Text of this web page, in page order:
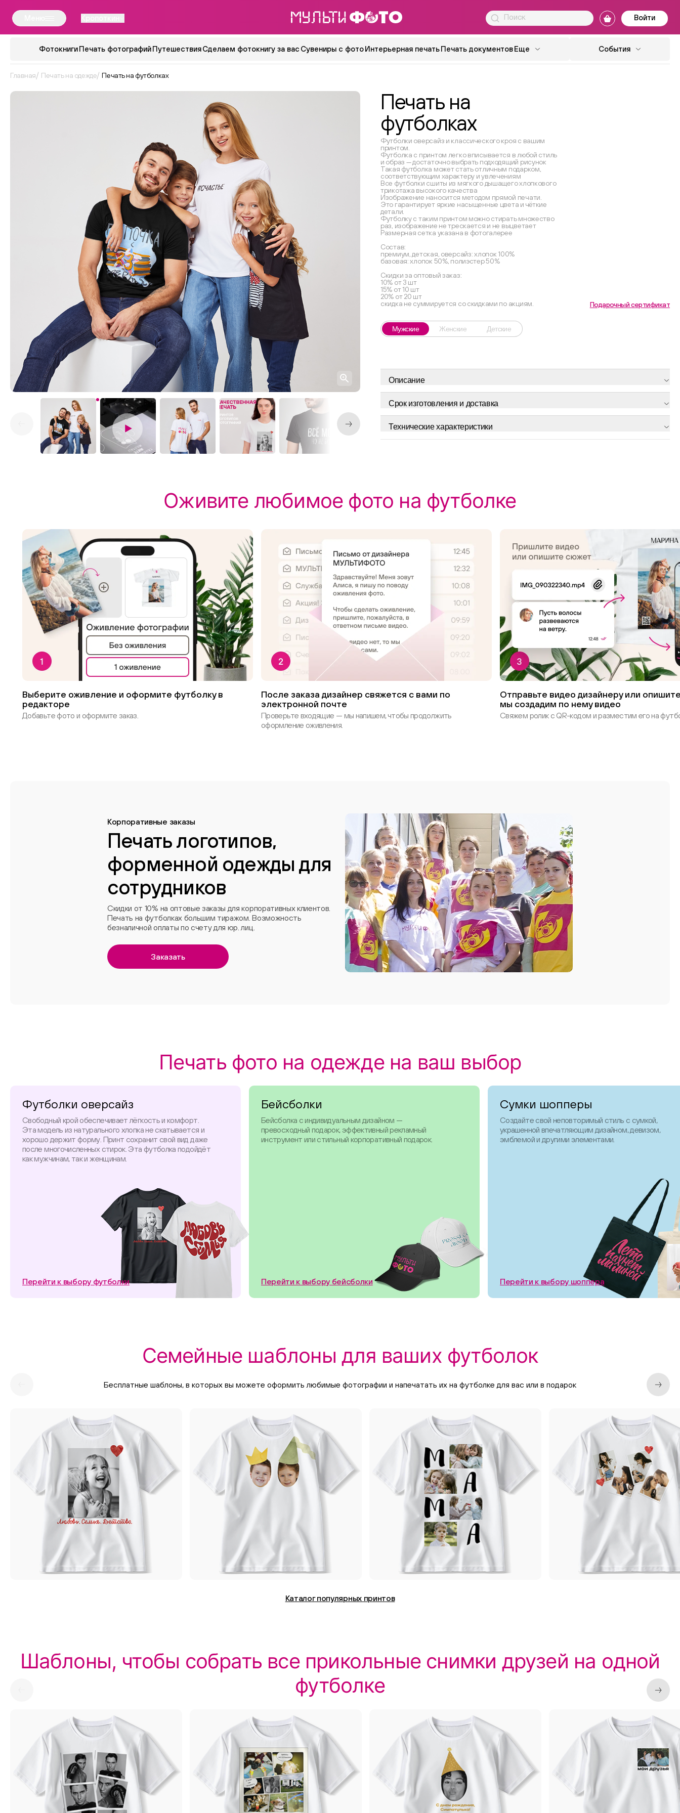
Войти
ФотокнигиПечать фотографийПутешествияСделаем фотокнигу за вас Сувениры с фотоИнтерьерная печатьПечать документовЕще События
Главная Печать на одежде Печать на футболках
Печать на
футболках
Футболки оверсайз и классического кроя с вашим
принтом.
Футболка с принтом легко вписывается в любой стиль
и образ — достаточно выбрать подходящий рисунок
Такая футболка может стать отличным подарком,
соответствующим характеру и увлечениям
Все футболки сшиты из мягкого дышащего хлопкового
трикотажа высокого качества
Изображение наносится методом прямой печати.
Это гарантирует яркие насыщенные цвета и чёткие
детали.
Футболку с таким принтом можно стирать множество
раз, изображение не трескается и не выцветает
Размерная сетка указана в фотогалерее
Состав:
премиум, детская, оверсайз: хлопок 100%
базовая: хлопок 50%, полиэстер 50%
Скидки за оптовый заказ:
10% от 3 шт
15% от 10 шт
20% от 20 шт
скидка не суммируется со скидками по акциям.
Подарочный сертификат
Мужские Женские Детские
Описание
Срок изготовления и доставка
Технические характеристики
Оживите любимое фото на футболке
Выберите оживление и оформите футболку в
редакторе
Добавьте фото и оформите заказ.
После заказа дизайнер свяжется с вами по
электронной почте
Проверьте входящие — мы напишем, чтобы продолжить
оформление оживления.
Отправьте видео дизайнеру или
мы создадим по нему видео
Свяжем ролик с QR-кодом и разместим его на
Корпоративные заказы
Печать логотипов,
форменной одежды для
сотрудников
Скидки от 10% на оптовые заказы для корпоративных клиентов.
Печать на футболках большим тиражом. Возможность
безналичной оплаты по счету для юр. лиц.
Заказать
Печать фото на одежде на ваш выбор
Футболки оверсайз
Свободный крой обеспечивает лёгкость и комфорт.
Эта модель из натурального хлопка не скатывается и
хорошо держит форму. Принт сохранит свой вид даже
после многочисленных стирок. Эта футболка подойдёт
как мужчинам, так и женщинам.
Перейти к выбору футболки
Бейсболки
Бейсболка с индивидуальным дизайном —
превосходный подарок, эффективный рекламный
инструмент или стильный корпоративный подарок.
Перейти к выбору бейсболки
Сумки шопперы
Создайте свой неповторимый стиль с сумкой,
украшенной впечатляющим дизайном, девизом,
эмблемой и другими элементами.
Перейти к выбору шоппера
Семейные шаблоны для ваших футболок
Бесплатные шаблоны, в которых вы можете оформить любимые фотографии и напечатать их на футболке для вас или в подарок
Каталог популярных принтов
Шаблоны, чтобы собрать все прикольные снимки друзей на одной
футболке